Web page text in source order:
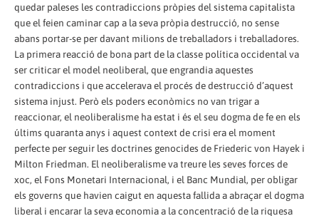
quedar paleses les contradiccions pròpies del sistema capitalista
que el feien caminar cap a la seva pròpia destrucció, no sense
abans portar-se per davant milions de treballadors i treballadores.
La primera reacció de bona part de la classe política occidental va
ser criticar el model neoliberal, que engrandia aquestes
contradiccions i que accelerava el procés de destrucció d’aquest
sistema injust. Però els poders econòmics no van trigar a
reaccionar, el neoliberalisme ha estat i és el seu dogma de fe en els
últims quaranta anys i aquest context de crisi era el moment
perfecte per seguir les doctrines genocides de Friederic von Hayek i
Milton Friedman. El neoliberalisme va treure les seves forces de
xoc, el Fons Monetari Internacional, i el Banc Mundial, per obligar
els governs que havien caigut en aquesta fallida a abraçar el dogma
liberal i encarar la seva economia a la concentració de la riquesa